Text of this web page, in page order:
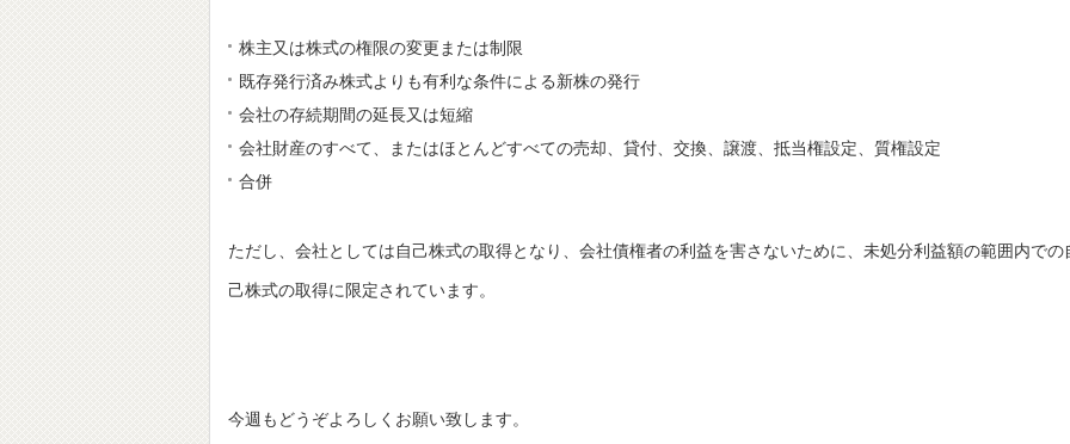
株主又は株式の権限の変更または制限
既存発行済み株式よりも有利な条件による新株の発行
会社の存続期間の延長又は短縮
会社財産のすべて、またはほとんどすべての売却、貸付、交換、譲渡、抵当権設定、質権設定
合併
ただし、会社としては自己株式の取得となり、会社債権者の利益を害さないために、未処分利益額の範囲内での
己株式の取得に限定されています。
今週もどうぞよろしくお願い致します。